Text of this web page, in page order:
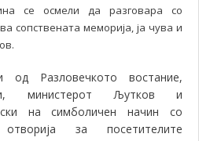
се осмели да разговара со
сопствената меморија, ја чува и
Разловечкото востание,
министерот Љутков и
на симболичен начин со
за посетителите